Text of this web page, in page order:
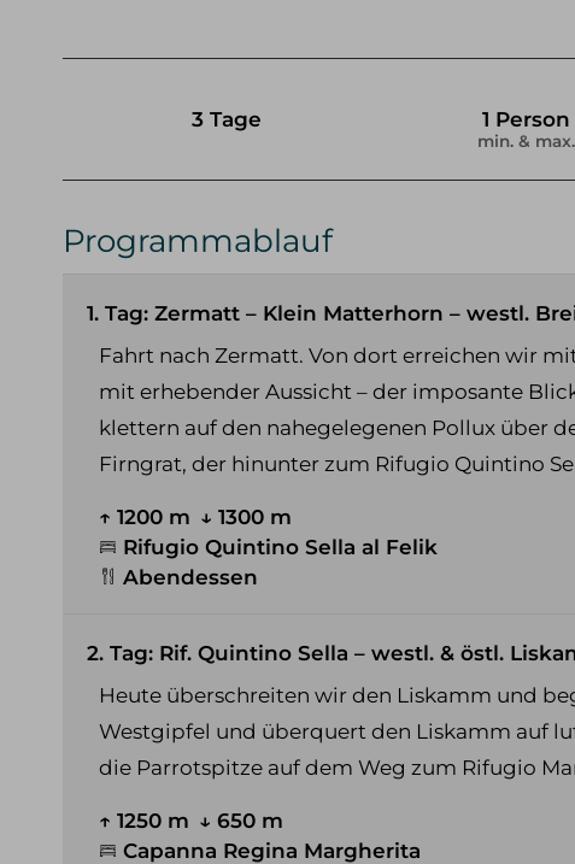
3 Tage 1 Person
min. & max.
Programmablauf
1. Tag: Zermatt – Klein Matterhorn – westl.
Fahrt nach Zermatt. Von dort erreichen wir
mit erhebender Aussicht – der imposante
klettern auf den nahegelegenen Pollux über
Firngrat, der hinunter zum Rifugio Quintino
↑ 1200 m ↓ 1300 m
Rifugio Quintino Sella al Felik
Abendessen
2. Tag: Rif. Quintino Sella – westl. & östl.
Heute überschreiten wir den Liskamm und
Westgipfel und überquert den Liskamm auf
die Parrotspitze auf dem Weg zum Rifugio
↑ 1250 m ↓ 650 m
Capanna Regina Margherita